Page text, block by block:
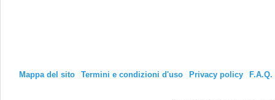
Mappa del sito Termini e condizioni d'uso Privacy policy F.A.Q.